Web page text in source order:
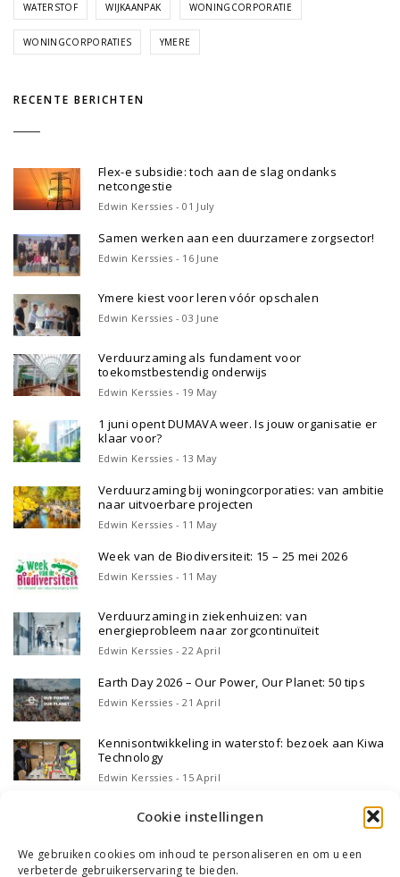
Cookie instellingen
We gebruiken cookies om inhoud te personaliseren en om u een
verbeterde gebruikerservaring te bieden.
WATERSTOF WIJKAANPAK WONINGCORPORATIE
WONINGCORPORATIES YMERE
RECENTE BERICHTEN
Flex-e subsidie: toch aan de slag ondanks
netcongestie
Edwin Kerssies - 01 July
Samen werken aan een duurzamere zorgsector!
Edwin Kerssies - 16 June
Ymere kiest voor leren vóór opschalen
Edwin Kerssies - 03 June
Verduurzaming als fundament voor
toekomstbestendig onderwijs
Edwin Kerssies - 19 May
1 juni opent DUMAVA weer. Is jouw organisatie er
klaar voor?
Edwin Kerssies - 13 May
Verduurzaming bij woningcorporaties: van ambitie
naar uitvoerbare projecten
Edwin Kerssies - 11 May
Week van de Biodiversiteit: 15 – 25 mei 2026
Edwin Kerssies - 11 May
Verduurzaming in ziekenhuizen: van
energieprobleem naar zorgcontinuïteit
Edwin Kerssies - 22 April
Earth Day 2026 – Our Power, Our Planet: 50 tips
Edwin Kerssies - 21 April
Kennisontwikkeling in waterstof: bezoek aan Kiwa
Technology
Edwin Kerssies - 15 April
WIE WE ZIJN ONS TEAM